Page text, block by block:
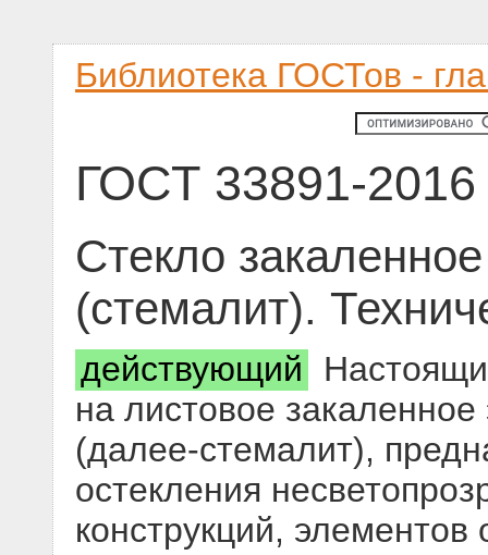
Библиотека ГОСТов -
ГОСТ 33891-2016
Стекло
(стемалит).
действующий
на листовое
(далее-стемалит),
остекления
конструкций, элементов